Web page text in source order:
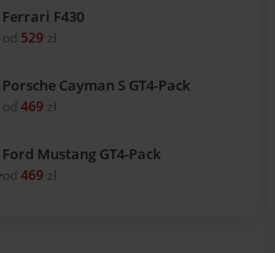
Ferrari F430
od 529 zł
Porsche Cayman S GT4-Pack
od 469 zł
Ford Mustang GT4-Pack
od 469 zł